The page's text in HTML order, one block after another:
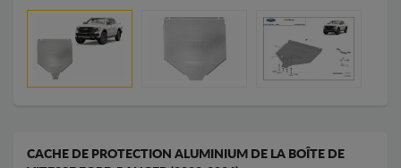
CACHE DE PROTECTION ALUMINIUM DE LA BOÎTE DE